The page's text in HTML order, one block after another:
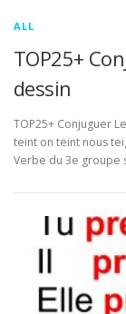
ALL
TOP25+
dessin
TOP25+ Conjuguer
teint on teint nous
Verbe du 3e groupe